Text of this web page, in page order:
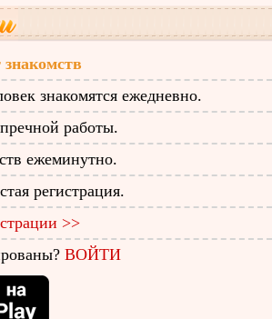
знакомятся ежедневно.
работы.
ежеминутно.
регистрация.
>>
ВОЙТИ